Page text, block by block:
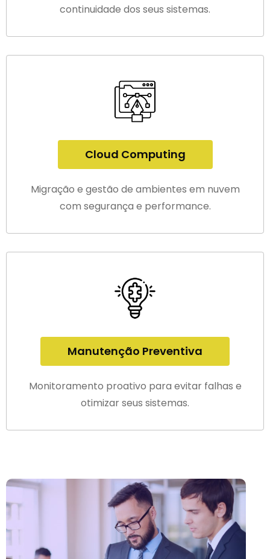
continuidade dos seus sistemas.
Cloud Computing
Migração e gestão de ambientes em nuvem
com segurança e performance.
Manutenção Preventiva
Monitoramento proativo para evitar falhas e
otimizar seus sistemas.